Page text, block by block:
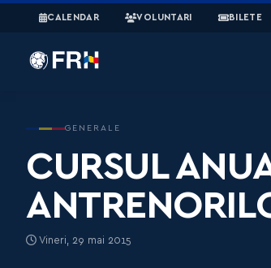
CALENDAR VOLUNTARI BILETE
GENERALE
CURSUL
Vineri, 29 mai 2015